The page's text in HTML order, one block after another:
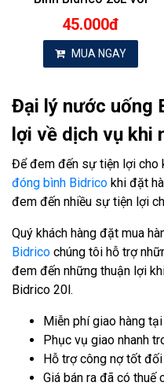
45.000đ
MUA NGAY
Đại lý nước uống
lợi về dịch vụ khi
Để đem đến sự tiện lợi cho
đóng bình Bidrico khi đặt
đem đến nhiều sự tiện lợi
Quý khách hàng đặt mua
Bidrico chúng tôi hỗ trợ
đem đến những thuận lợi
Bidrico 20l.
Miễn phí giao hàng
Phục vụ giao nhanh
Hỗ trợ công nợ tốt
Giá bán ra đã có thuế